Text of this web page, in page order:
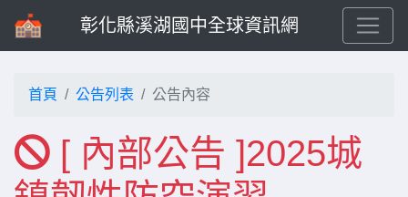
彰化縣溪湖國中全球資訊網
首頁 公告列表 公告內容
[ 內部公告 ]2025城